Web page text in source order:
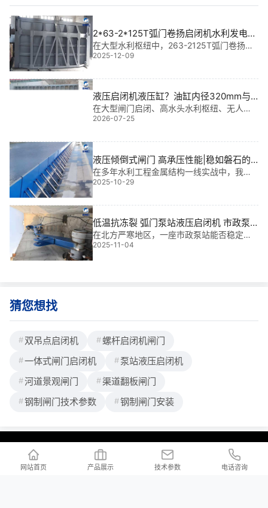
2*63-2*125T弧门卷扬启闭机水利发电
站|****的枢纽“守护者”
在大型水利枢纽中，263-2125T弧门卷扬启
闭机不仅是关键设备，更是调水、泄洪与船
程，从设计到现场安装全程把控，深知这套
系统在保障水电站安全运行中的
2025-12-09
液压启闭机液压缸？油缸内径320mm与
活塞杆直径180mm的选型
在大型闸门启闭、高水头水利枢纽、无人值
守电站及应急泄洪系统中，该规格液压缸是
2026-07-25
液压倾倒式闸门 高承压性能|稳如磐石的
江河守护者
在多年水利工程金属结构一线实战中，我亲
历过多个大型水利枢纽项目，*让我印象深刻
技术亮点，更是保障大坝安全运行的“生命
线”。它能在*端水压下**启闭，实现快速
2025-10-29
低温抗冻裂 弧门泵站液压启闭机 市政泵
站|智控守护型全工况解决方案
在北方严寒地区，一座市政泵站能否稳定运
行，关键往往藏在一台不起眼的低温抗冻裂
弧门泵站液压启闭机里。它不仅是大型闸门
2025-11-04
猜您想找
双吊点启闭机
螺杆启闭机闸门
一体式闸门启闭机
泵站液压启闭机
河道景观闸门
渠道翻板闸门
钢制闸门技术参数
钢制闸门安装
联系我们
网站首页 产品展示 技术参数 电话咨询